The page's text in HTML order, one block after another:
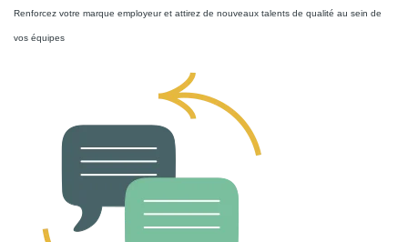
Renforcez votre marque employeur et attirez de nouveaux talents de qualité au sein de
vos équipes